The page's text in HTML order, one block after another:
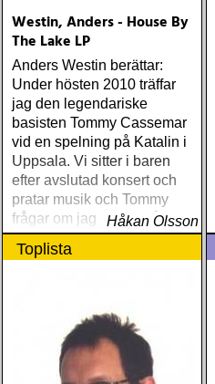
Westin, Anders - House By
The Lake LP
Anders Westin berättar:
Under hösten 2010 träffar
jag den legendariske
basisten Tommy Cassemar
vid en spelning på Katalin i
Uppsala. Vi sitter i baren
efter avslutad konsert och
pratar musik och Tommy
frågar om jag spelar något
instrument
Håkan Olsson
Toplista